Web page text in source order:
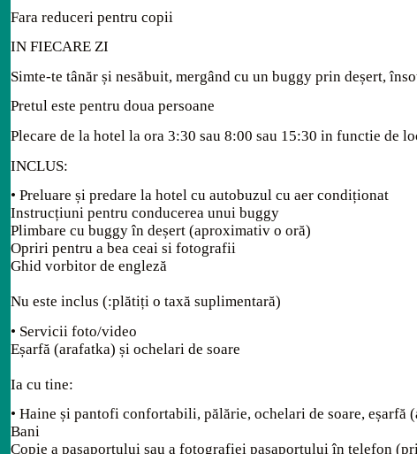
Fara reduceri pentru copii
IN FIECARE ZI
Simte-te tânăr și nesăbuit, mergând cu un buggy prin deșert,
Pretul este pentru doua persoane
Plecare de la hotel la ora 3:30 sau 8:00 sau 15:30 in functie de
INCLUS:
• Preluare și predare la hotel cu autobuzul cu aer condiționat
Instrucțiuni pentru conducerea unui buggy
Plimbare cu buggy în deșert (aproximativ o oră)
Opriri pentru a bea ceai si fotografii
Ghid vorbitor de engleză
Nu este inclus (:plătiți o taxă suplimentară)
• Servicii foto/video
Eșarfă (arafatka) și ochelari de soare
Ia cu tine:
• Haine și pantofi confortabili, pălărie, ochelari de soare, eșarfă
Bani
Copie a pașaportului sau a fotografiei pașaportului în telefon